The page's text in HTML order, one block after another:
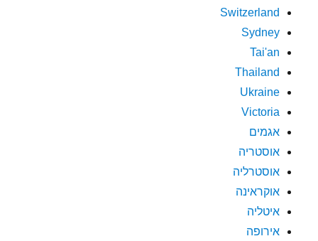
Switzerland
Sydney
Tai'an
Thailand
Ukraine
Victoria
אגמים
אוסטריה
אוסטרליה
אוקראינה
איטליה
אירופה